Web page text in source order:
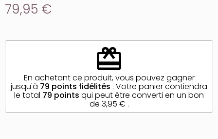
79,95 €
redeem
En achetant ce produit, vous pouvez gagner
jusqu'à 79 points fidélités . Votre panier contiendra
le total 79 points qui peut être converti en un bon
de 3,95 €.